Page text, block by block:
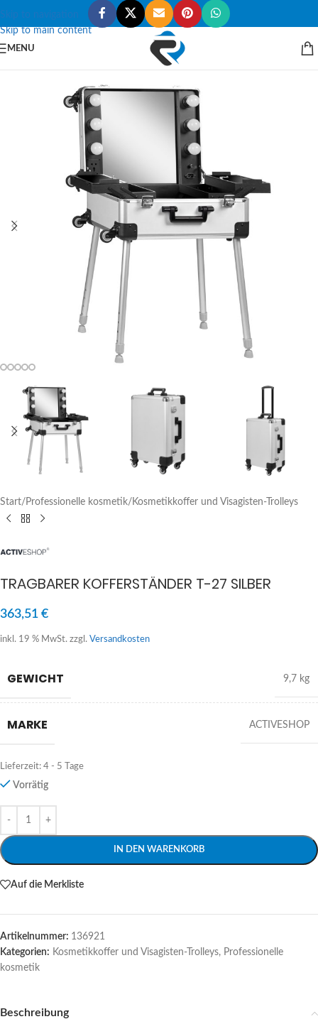
Skip to navigation
Skip to main content
MENU
Start/ Professionelle kosmetik/ Kosmetikkoffer und Visagisten-Trolleys
TRAGBARER KOFFERSTÄNDER T-27 SILBER
363,51 €
inkl. 19 % MwSt. zzgl. Versandkosten
GEWICHT 9,7 kg
MARKE ACTIVESHOP
Lieferzeit: 4 - 5 Tage
Vorrätig
IN DEN WARENKORB
Alternative:
Auf die Merkliste
Artikelnummer: 136921
Kategorien: Kosmetikkoffer und Visagisten-Trolleys, Professionelle
kosmetik
Beschreibung